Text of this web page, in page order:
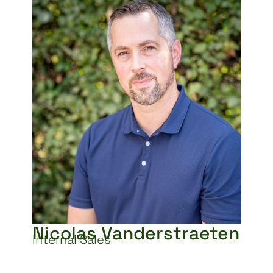
Nicolas Vanderstraeten
Internal Sales